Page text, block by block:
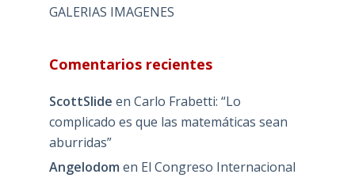
GALERIAS IMAGENES
Comentarios recientes
ScottSlide en Carlo Frabetti: “Lo
complicado es que las matemáticas sean
aburridas”
Angelodom en El Congreso Internacional